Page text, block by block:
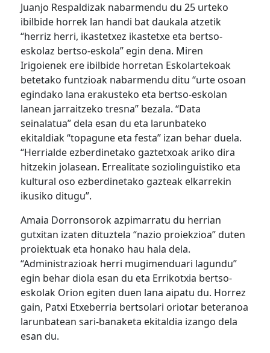
Juanjo Respaldizak nabarmendu du 25 urteko
ibilbide horrek lan handi bat daukala atzetik
“herriz herri, ikastetxez ikastetxe eta bertso-
eskolaz bertso-eskola” egin dena. Miren
Irigoienek ere ibilbide horretan Eskolartekoak
betetako funtzioak nabarmendu ditu “urte osoan
egindako lana erakusteko eta bertso-eskolan
lanean jarraitzeko tresna” bezala. “Data
seinalatua” dela esan du eta larunbateko
ekitaldiak “topagune eta festa” izan behar duela.
“Herrialde ezberdinetako gaztetxoak ariko dira
hitzekin jolasean. Errealitate soziolinguistiko eta
kultural oso ezberdinetako gazteak elkarrekin
ikusiko ditugu”.
Amaia Dorronsorok azpimarratu du herrian
gutxitan izaten dituztela “nazio proiekzioa” duten
proiektuak eta honako hau hala dela.
“Administrazioak herri mugimenduari lagundu”
egin behar diola esan du eta Errikotxia bertso-
eskolak Orion egiten duen lana aipatu du. Horrez
gain, Patxi Etxeberria bertsolari oriotar beteranoa
larunbatean sari-banaketa ekitaldia izango dela
esan du.